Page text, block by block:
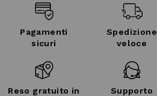
Pagamenti
sicuri
Spedizione
veloce
Reso gratuito in
Supporto